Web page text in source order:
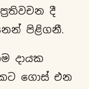
දී
පිළිගනී.
දායක
ගොස් එන